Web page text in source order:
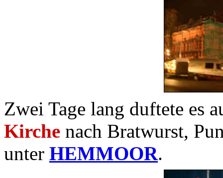
Zwei Tage lang duftete es
Kirche nach Bratwurst,
unter HEMMOOR.